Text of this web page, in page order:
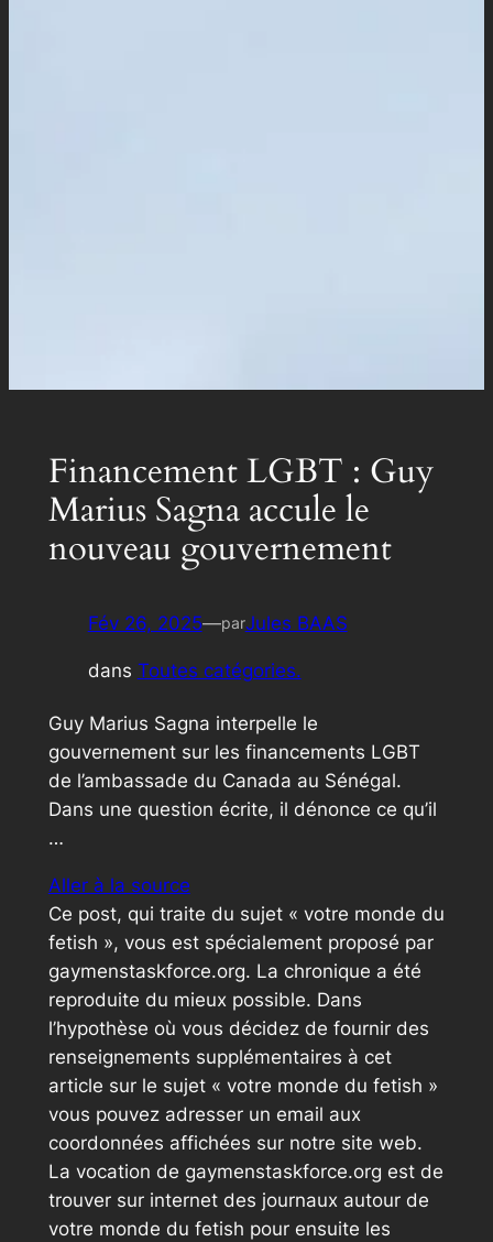
Financement LGBT : Guy
Marius Sagna accule le
nouveau gouvernement
Fév 26, 2025—parJules BAAS
dans Toutes catégories.
Guy Marius Sagna interpelle le
gouvernement sur les financements LGBT
de l’ambassade du Canada au Sénégal.
Dans une question écrite, il dénonce ce qu’il
…
Aller à la source
Ce post, qui traite du sujet « votre monde du
fetish », vous est spécialement proposé par
gaymenstaskforce.org. La chronique a été
reproduite du mieux possible. Dans
l’hypothèse où vous décidez de fournir des
renseignements supplémentaires à cet
article sur le sujet « votre monde du fetish »
vous pouvez adresser un email aux
coordonnées affichées sur notre site web.
La vocation de gaymenstaskforce.org est de
trouver sur internet des journaux autour de
votre monde du fetish pour ensuite les